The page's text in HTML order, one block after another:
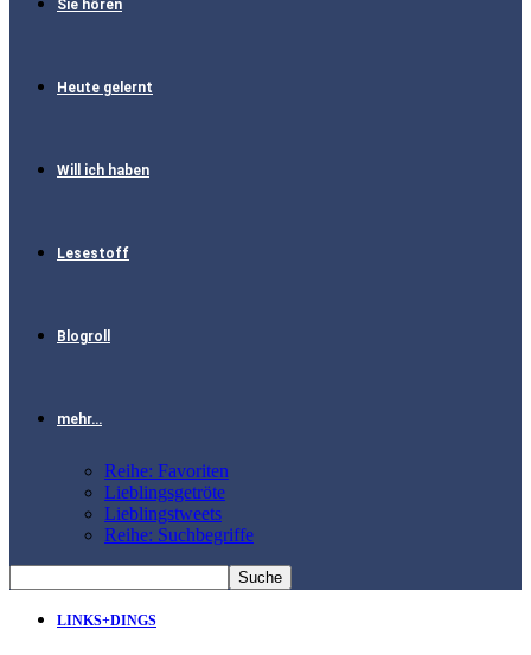
Sie hören
Heute gelernt
Will ich haben
Lesestoff
Blogroll
mehr…
Reihe: Favoriten
Lieblingsgetröte
Lieblingstweets
Reihe: Suchbegriffe
LINKS+DINGS